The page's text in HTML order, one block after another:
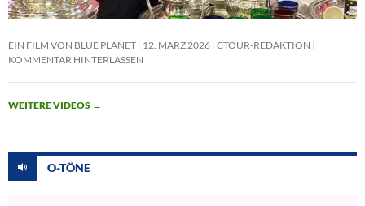
EIN FILM VON BLUE PLANET 12. MÄRZ 2026 CTOUR-REDAKTION
KOMMENTAR HINTERLASSEN
WEITERE VIDEOS →
O-TÖNE